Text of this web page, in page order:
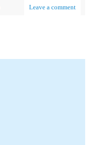
Leave a comment